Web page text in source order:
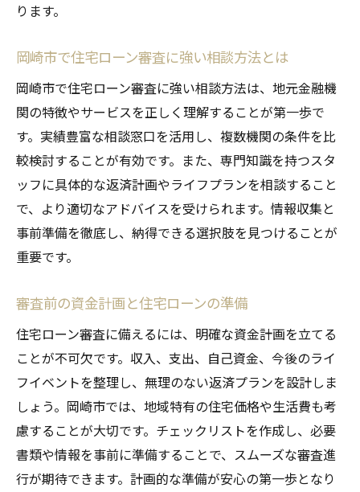
ります。
岡崎市で住宅ローン審査に強い相談方法とは
岡崎市で住宅ローン審査に強い相談方法は、地元金融機
関の特徴やサービスを正しく理解することが第一歩で
す。実績豊富な相談窓口を活用し、複数機関の条件を比
較検討することが有効です。また、専門知識を持つスタ
ッフに具体的な返済計画やライフプランを相談すること
で、より適切なアドバイスを受けられます。情報収集と
事前準備を徹底し、納得できる選択肢を見つけることが
重要です。
審査前の資金計画と住宅ローンの準備
住宅ローン審査に備えるには、明確な資金計画を立てる
ことが不可欠です。収入、支出、自己資金、今後のライ
フイベントを整理し、無理のない返済プランを設計しま
しょう。岡崎市では、地域特有の住宅価格や生活費も考
慮することが大切です。チェックリストを作成し、必要
書類や情報を事前に準備することで、スムーズな審査進
行が期待できます。計画的な準備が安心の第一歩となり